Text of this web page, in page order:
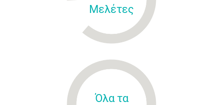
Μελέτες
Όλα τα